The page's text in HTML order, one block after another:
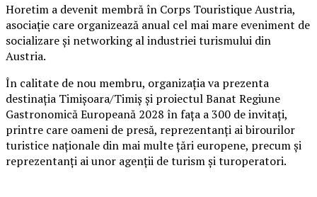
Horetim a devenit membră în Corps Touristique Austria,
asociație care organizează anual cel mai mare eveniment de
socializare și networking al industriei turismului din
Austria.
În calitate de nou membru, organizația va prezenta
destinația Timișoara/Timiș și proiectul Banat Regiune
Gastronomică Europeană 2028 în fața a 300 de invitați,
printre care oameni de presă, reprezentanți ai birourilor
turistice naționale din mai multe țări europene, precum și
reprezentanți ai unor agenții de turism și turoperatori.